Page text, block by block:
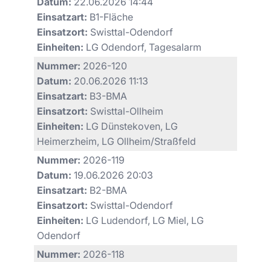
Einsatzart: B1-Fläche
Einsatzort: Swisttal-Odendorf
Einheiten: LG Odendorf, Tagesalarm
Nummer: 2026-120
Datum: 20.06.2026 11:13
Einsatzart: B3-BMA
Einsatzort: Swisttal-Ollheim
Einheiten: LG Dünstekoven, LG
Heimerzheim, LG Ollheim/Straßfeld
Nummer: 2026-119
Datum: 19.06.2026 20:03
Einsatzart: B2-BMA
Einsatzort: Swisttal-Odendorf
Einheiten: LG Ludendorf, LG Miel, LG
Odendorf
Nummer: 2026-118